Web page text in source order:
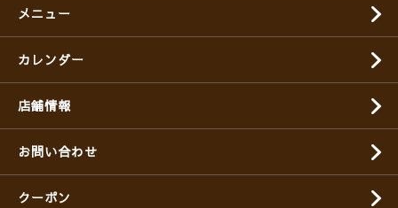
メニュー
カレンダー
店舗情報
お問い合わせ
クーポン